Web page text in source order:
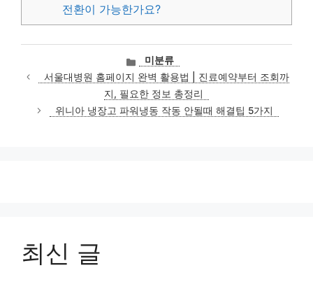
전환이 가능한가요?
카
테
고
리
미분류
서울대병원 홈페이지 완벽 활용법 | 진료예약부터 조회까
지, 필요한 정보 총정리
위니아 냉장고 파워냉동 작동 안될때 해결팁 5가지
최신 글